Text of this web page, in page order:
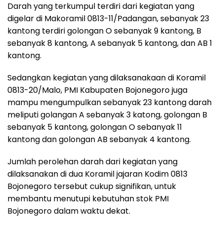
Darah yang terkumpul terdiri dari kegiatan yang
digelar di Makoramil 0813-11/Padangan, sebanyak 23
kantong terdiri golongan O sebanyak 9 kantong, B
sebanyak 8 kantong, A sebanyak 5 kantong, dan AB 1
kantong.
Sedangkan kegiatan yang dilaksanakaan di Koramil
0813-20/Malo, PMI Kabupaten Bojonegoro juga
mampu mengumpulkan sebanyak 23 kantong darah
meliputi golangan A sebanyak 3 katong, golongan B
sebanyak 5 kantong, golongan O sebanyak 11
kantong dan golongan AB sebanyak 4 kantong.
Jumlah perolehan darah dari kegiatan yang
dilaksanakan di dua Koramil jajaran Kodim 0813
Bojonegoro tersebut cukup signifikan, untuk
membantu menutupi kebutuhan stok PMI
Bojonegoro dalam waktu dekat.